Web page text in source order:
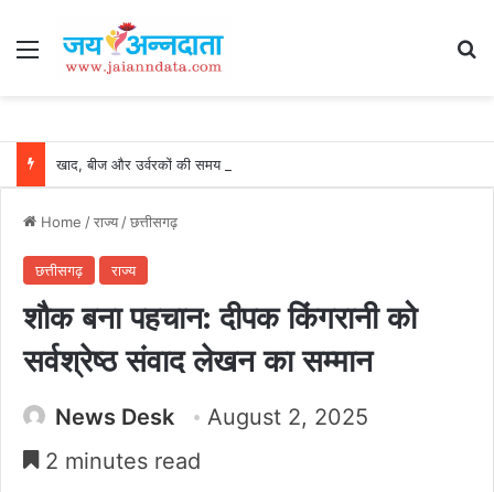
Menu
Home /राज्य/छत्तीसगढ़
छत्तीसगढ़ राज्य
शौक बना पहचान: दीपक किंगरानी को
सर्वश्रेष्ठ संवाद लेखन का सम्मान
News Desk
August 2, 2025
2 minutes read